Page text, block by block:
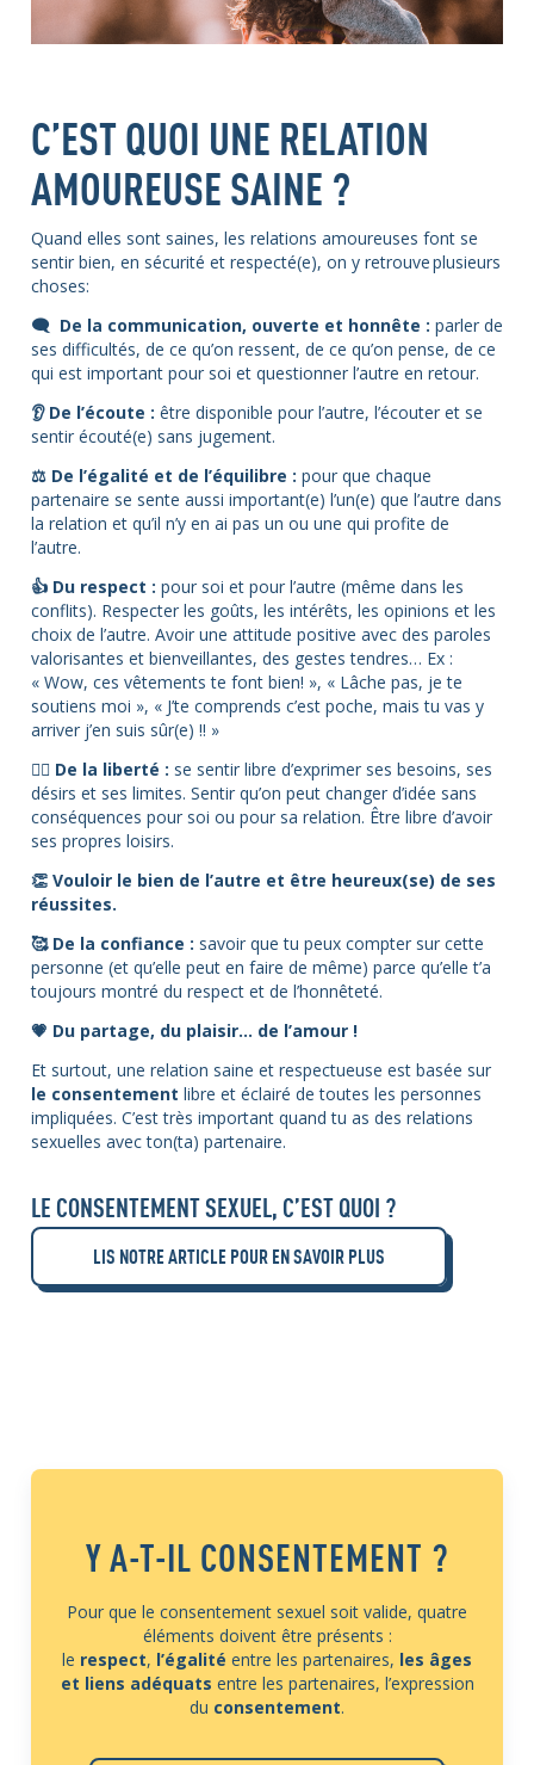
C’EST QUOI UNE RELATION
AMOUREUSE SAINE ?
Quand elles sont saines, les relations amoureuses font se
sentir bien, en sécurité et respecté(e), on y retrouve plusieurs
choses:
🗨 De la communication, ouverte et honnête : parler de
ses difficultés, de ce qu’on ressent, de ce qu’on pense, de ce
qui est important pour soi et questionner l’autre en retour.
👂 De l’écoute : être disponible pour l’autre, l’écouter et se
sentir écouté(e) sans jugement.
⚖ De l’égalité et de l’équilibre : pour que chaque
partenaire se sente aussi important(e) l’un(e) que l’autre dans
la relation et qu’il n’y en ai pas un ou une qui profite de
l’autre.
👍 Du respect : pour soi et pour l’autre (même dans les
conflits). Respecter les goûts, les intérêts, les opinions et les
choix de l’autre. Avoir une attitude positive avec des paroles
valorisantes et bienveillantes, des gestes tendres… Ex :
« Wow, ces vêtements te font bien! », « Lâche pas, je te
soutiens moi », « J’te comprends c’est poche, mais tu vas y
arriver j’en suis sûr(e) !! »
🧘‍♀️ De la liberté : se sentir libre d’exprimer ses besoins, ses
désirs et ses limites. Sentir qu’on peut changer d’idée sans
conséquences pour soi ou pour sa relation. Être libre d’avoir
ses propres loisirs.
👏 Vouloir le bien de l’autre et être heureux(se) de ses
réussites.
🥰 De la confiance : savoir que tu peux compter sur cette
personne (et qu’elle peut en faire de même) parce qu’elle t’a
toujours montré du respect et de l’honnêteté.
💗 Du partage, du plaisir… de l’amour !
Et surtout, une relation saine et respectueuse est basée sur
le consentement libre et éclairé de toutes les personnes
impliquées. C’est très important quand tu as des relations
sexuelles avec ton(ta) partenaire.
LE CONSENTEMENT SEXUEL, C’EST QUOI ?
LIS NOTRE ARTICLE POUR EN SAVOIR PLUS
Y A-T-IL CONSENTEMENT ?
Pour que le consentement sexuel soit valide, quatre
éléments doivent être présents :
le respect, l’égalité entre les partenaires, les âges
et liens adéquats entre les partenaires, l’expression
du consentement.